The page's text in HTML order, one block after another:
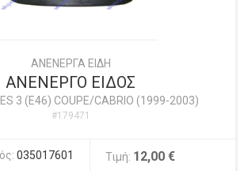
ΑΝΕΝΕΡΓΑ ΕΙΔΗ
ΑΝΕΝΕΡΓΟ ΕΙΔΟΣ
3 (E46) COUPE/CABRIO (1999-2003)
#179471
035017601 Τιμή: 12,00 €